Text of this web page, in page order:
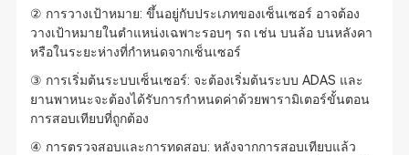
② การวางเป้าหมาย: ขึ้นอยู่กับประเภทของเซ็นเซอร์ อาจต้อง
วางเป้าหมายในตำแหน่งเฉพาะรอบๆ รถ เช่น บนล้อ บนหลังคา
หรือในระยะห่างที่กำหนดจากเซ็นเซอร์
③ การเริ่มต้นระบบเซ็นเซอร์: จะต้องเริ่มต้นระบบ ADAS และ
ยานพาหนะจะต้องได้รับการกำหนดค่าด้วยพารามิเตอร์ขั้นตอน
การสอบเทียบที่ถูกต้อง
④ การตรวจสอบและการทดสอบ: หลังจากการสอบเทียบแล้ว